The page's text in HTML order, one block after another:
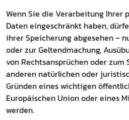
Wenn Sie die Verarbeitung Ihrer
Daten eingeschränkt haben,
ihrer Speicherung abgesehen –
oder zur Geltendmachung,
von Rechtsansprüchen oder
anderen natürlichen oder
Gründen eines wichtigen
Europäischen Union oder eines
werden.